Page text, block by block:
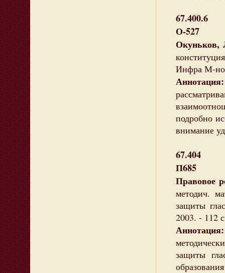
67.400.6
О-527
Окуньков,
Инфра М-
Аннотация:
подробно
внимание
67.404
П685
Правовое
методич.
защиты
2003. - 112
Аннотация:
защиты